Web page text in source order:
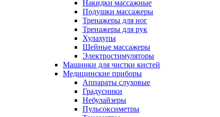
Накидки массажные
Подушки массажеры
Тренажеры для ног
Тренажеры для рук
Хулахупы
Шейные массажеры
Электростимуляторы
Машинки для чистки кистей
Медицинские приборы
Аппараты слуховые
Градусники
Небулайзеры
Пульсоксиметры